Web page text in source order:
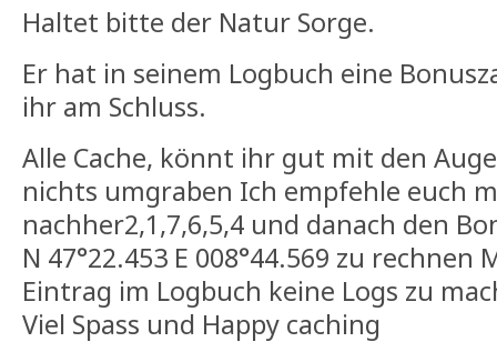
Haltet bitte der Natur Sorge.
Er hat in seinem Logbuch eine
ihr am Schluss.
Alle Cache, könnt ihr gut mit den
nichts umgraben Ich empfehle euch
nachher2,1,7,6,5,4 und danach den
N 47°22.453 E 008°44.569 zu
Eintrag im Logbuch keine Logs zu
Viel Spass und Happy caching